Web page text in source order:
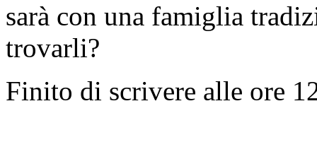
sarà con una famiglia
trovarli?
Finito di scrivere alle ore